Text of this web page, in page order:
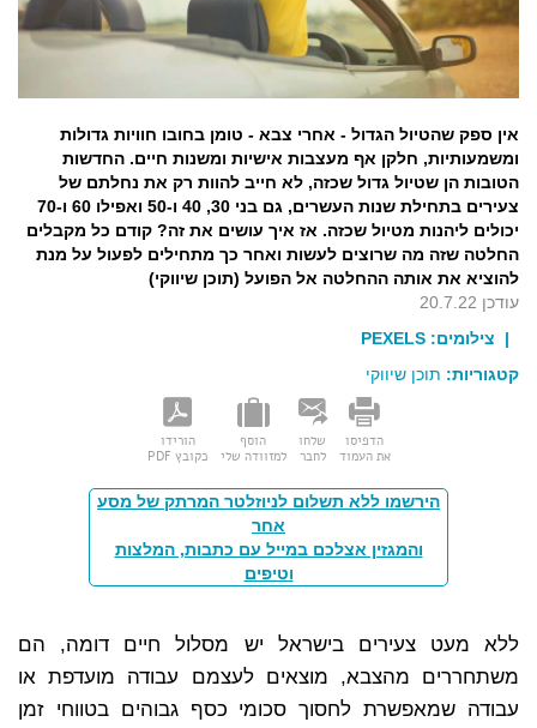
אין ספק שהטיול הגדול - אחרי צבא - טומן בחובו חוויות גדולות
ומשמעותיות, חלקן אף מעצבות אישיות ומשנות חיים. החדשות
הטובות הן שטיול גדול שכזה, לא חייב להוות רק את נחלתם של
צעירים בתחילת שנות העשרים, גם בני 30, 40 ו-50 ואפילו 60 ו-70
יכולים ליהנות מטיול שכזה. אז איך עושים את זה? קודם כל מקבלים
החלטה שזה מה שרוצים לעשות ואחר כך מתחילים לפעול על מנת
להוציא את אותה ההחלטה אל הפועל (תוכן שיווקי)
עודכן 20.7.22
| צילומים: PEXELS
קטגוריות: תוכן שיווקי
הדפיסו
את העמוד
שלחו
לחבר
הוסף
למזוודה שלי
הורידו
כקובץ PDF
הירשמו ללא תשלום לניוזלטר המרתק של מסע
אחר
והמגזין אצלכם במייל עם כתבות, המלצות
וטיפים
ללא מעט צעירים בישראל יש מסלול חיים דומה, הם
משתחררים מהצבא, מוצאים לעצמם עבודה מועדפת או
עבודה שמאפשרת לחסוך סכומי כסף גבוהים בטווחי זמן